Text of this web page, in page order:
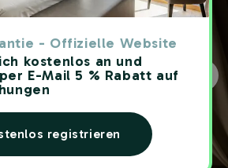
- Offizielle Website
kostenlos an und
E-Mail 5 % Rabatt auf
registrieren